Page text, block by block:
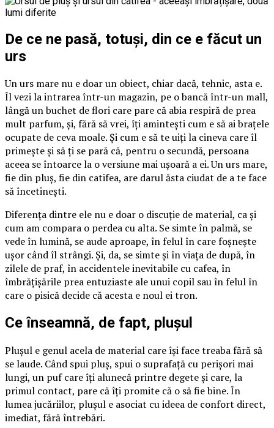
De ce ne pasă, totuși, din ce e făcut un
urs
Un urs mare nu e doar un obiect, chiar dacă, tehnic, asta e.
Îl vezi la intrarea într-un magazin, pe o bancă într-un mall,
lângă un buchet de flori care pare că abia respiră de prea
mult parfum, și, fără să vrei, îți amintești cum e să ai brațele
ocupate de ceva moale. Și cum e să te uiți la cineva care îl
primește și să ți se pară că, pentru o secundă, persoana
aceea se întoarce la o versiune mai ușoară a ei. Un urs mare,
fie din pluș, fie din catifea, are darul ăsta ciudat de a te face
să încetinești.
Diferența dintre ele nu e doar o discuție de material, ca și
cum am compara o perdea cu alta. Se simte în palmă, se
vede în lumină, se aude aproape, în felul în care foșnește
ușor când îl strângi. Și, da, se simte și în viața de după, în
zilele de praf, în accidentele inevitabile cu cafea, în
îmbrățișările prea entuziaste ale unui copil sau în felul în
care o pisică decide că acesta e noul ei tron.
Ce înseamnă, de fapt, plușul
Plușul e genul acela de material care își face treaba fără să
se laude. Când spui pluș, spui o suprafață cu perișori mai
lungi, un puf care îți alunecă printre degete și care, la
primul contact, pare că îți promite că o să fie bine. În
lumea jucăriilor, plușul e asociat cu ideea de confort direct,
imediat, fără întrebări.